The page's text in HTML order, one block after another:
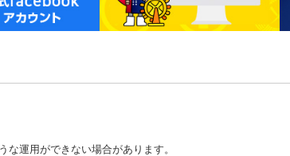
運用ができない場合があります。